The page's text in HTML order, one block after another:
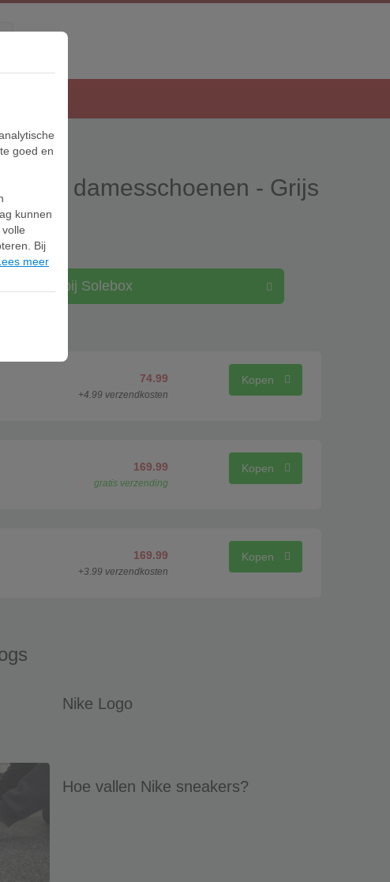
Muse damesschoenen - Grijs
Bekijk bij Solebox
74.99
+4.99 verzendkosten
Kopen
169.99
gratis verzending
Kopen
169.99
+3.99 verzendkosten
Kopen
Nike Logo
Hoe vallen Nike sneakers?
goed en
kunnen
Bij
meer